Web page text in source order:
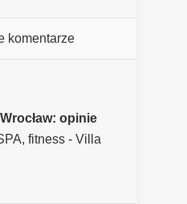
komentarze
opinie
fitness - Villa